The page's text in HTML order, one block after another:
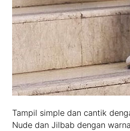
Tampil simple dan cantik
Nude dan Jilbab dengan